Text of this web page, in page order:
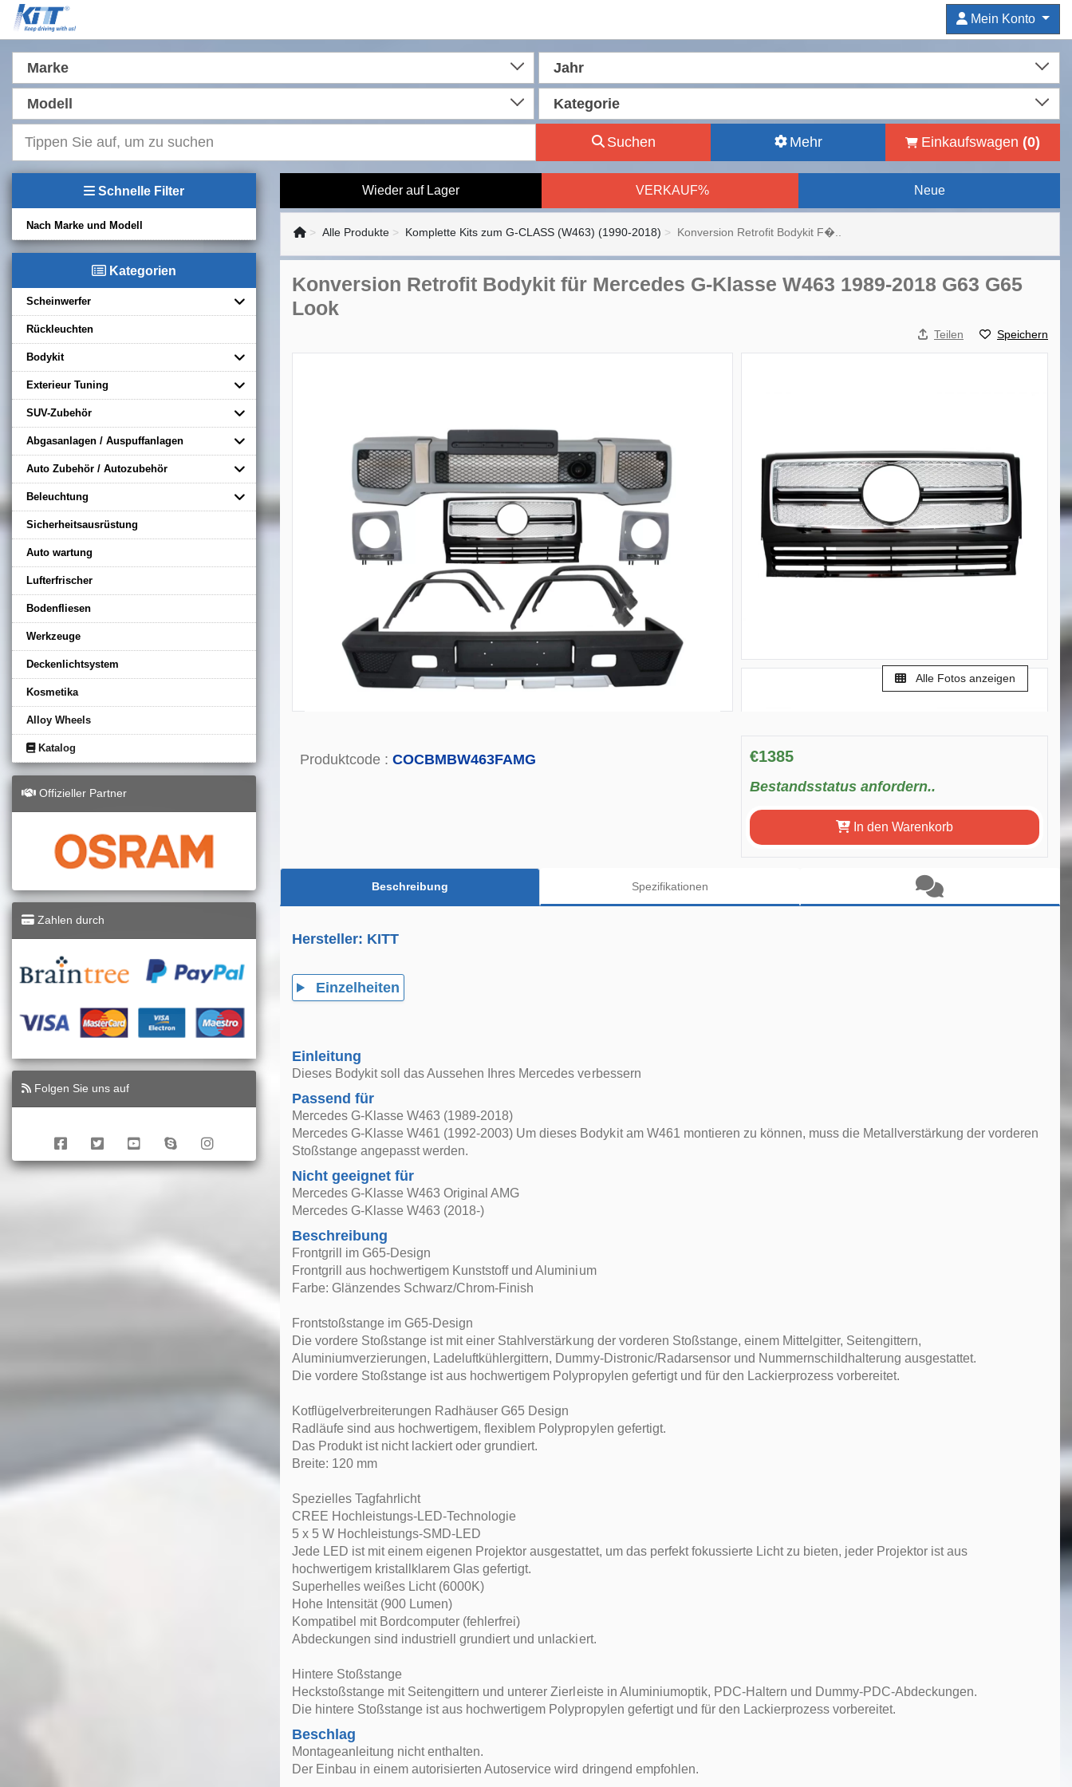
Mein Konto
Marke Jahr
Modell Kategorie
Suchen Mehr Einkaufswagen (0)
Schnelle Filter
Nach Marke und Modell
Kategorien
Scheinwerfer
Rückleuchten
Bodykit
Exterieur Tuning
SUV-Zubehör
Abgasanlagen / Auspuffanlagen
Auto Zubehör / Autozubehör
Beleuchtung
Sicherheitsausrüstung
Auto wartung
Lufterfrischer
Bodenfliesen
Werkzeuge
Deckenlichtsystem
Kosmetika
Alloy Wheels
Katalog
Offizieller Partner
Zahlen durch
Folgen Sie uns auf
Wieder auf Lager VERKAUF% Neue
Alle Produkte Komplette Kits zum G-CLASS (W463) (1990-2018) Konversion Retrofit Bodykit F�..
Konversion Retrofit Bodykit für Mercedes G-Klasse W463 1989-2018 G63 G65
Look
Teilen Speichern
Alle Fotos anzeigen
Produktcode : COCBMBW463FAMG €1385
Bestandsstatus anfordern..
In den Warenkorb
Beschreibung Spezifikationen
Hersteller: KITT
Einzelheiten
Einleitung
Dieses Bodykit soll das Aussehen Ihres Mercedes verbessern
Passend für
Mercedes G-Klasse W463 (1989-2018)
Mercedes G-Klasse W461 (1992-2003) Um dieses Bodykit am W461 montieren zu können, muss die Metallverstärkung der vorderen
Stoßstange angepasst werden.
Nicht geeignet für
Mercedes G-Klasse W463 Original AMG
Mercedes G-Klasse W463 (2018-)
Beschreibung
Frontgrill im G65-Design
Frontgrill aus hochwertigem Kunststoff und Aluminium
Farbe: Glänzendes Schwarz/Chrom-Finish
Frontstoßstange im G65-Design
Die vordere Stoßstange ist mit einer Stahlverstärkung der vorderen Stoßstange, einem Mittelgitter, Seitengittern,
Aluminiumverzierungen, Ladeluftkühlergittern, Dummy-Distronic/Radarsensor und Nummernschildhalterung ausgestattet.
Die vordere Stoßstange ist aus hochwertigem Polypropylen gefertigt und für den Lackierprozess vorbereitet.
Kotflügelverbreiterungen Radhäuser G65 Design
Radläufe sind aus hochwertigem, flexiblem Polypropylen gefertigt.
Das Produkt ist nicht lackiert oder grundiert.
Breite: 120 mm
Spezielles Tagfahrlicht
CREE Hochleistungs-LED-Technologie
5 x 5 W Hochleistungs-SMD-LED
Jede LED ist mit einem eigenen Projektor ausgestattet, um das perfekt fokussierte Licht zu bieten, jeder Projektor ist aus
hochwertigem kristallklarem Glas gefertigt.
Superhelles weißes Licht (6000K)
Hohe Intensität (900 Lumen)
Kompatibel mit Bordcomputer (fehlerfrei)
Abdeckungen sind industriell grundiert und unlackiert.
Hintere Stoßstange
Heckstoßstange mit Seitengittern und unterer Zierleiste in Aluminiumoptik, PDC-Haltern und Dummy-PDC-Abdeckungen.
Die hintere Stoßstange ist aus hochwertigem Polypropylen gefertigt und für den Lackierprozess vorbereitet.
Beschlag
Montageanleitung nicht enthalten.
Der Einbau in einem autorisierten Autoservice wird dringend empfohlen.